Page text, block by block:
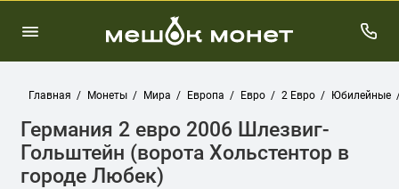
Главная Монеты Мира Европа Евро 2 Евро Юбилейные
Германия 2 евро 2006 Шлезвиг-
Гольштейн (ворота Хольстентор в
городе Любек)